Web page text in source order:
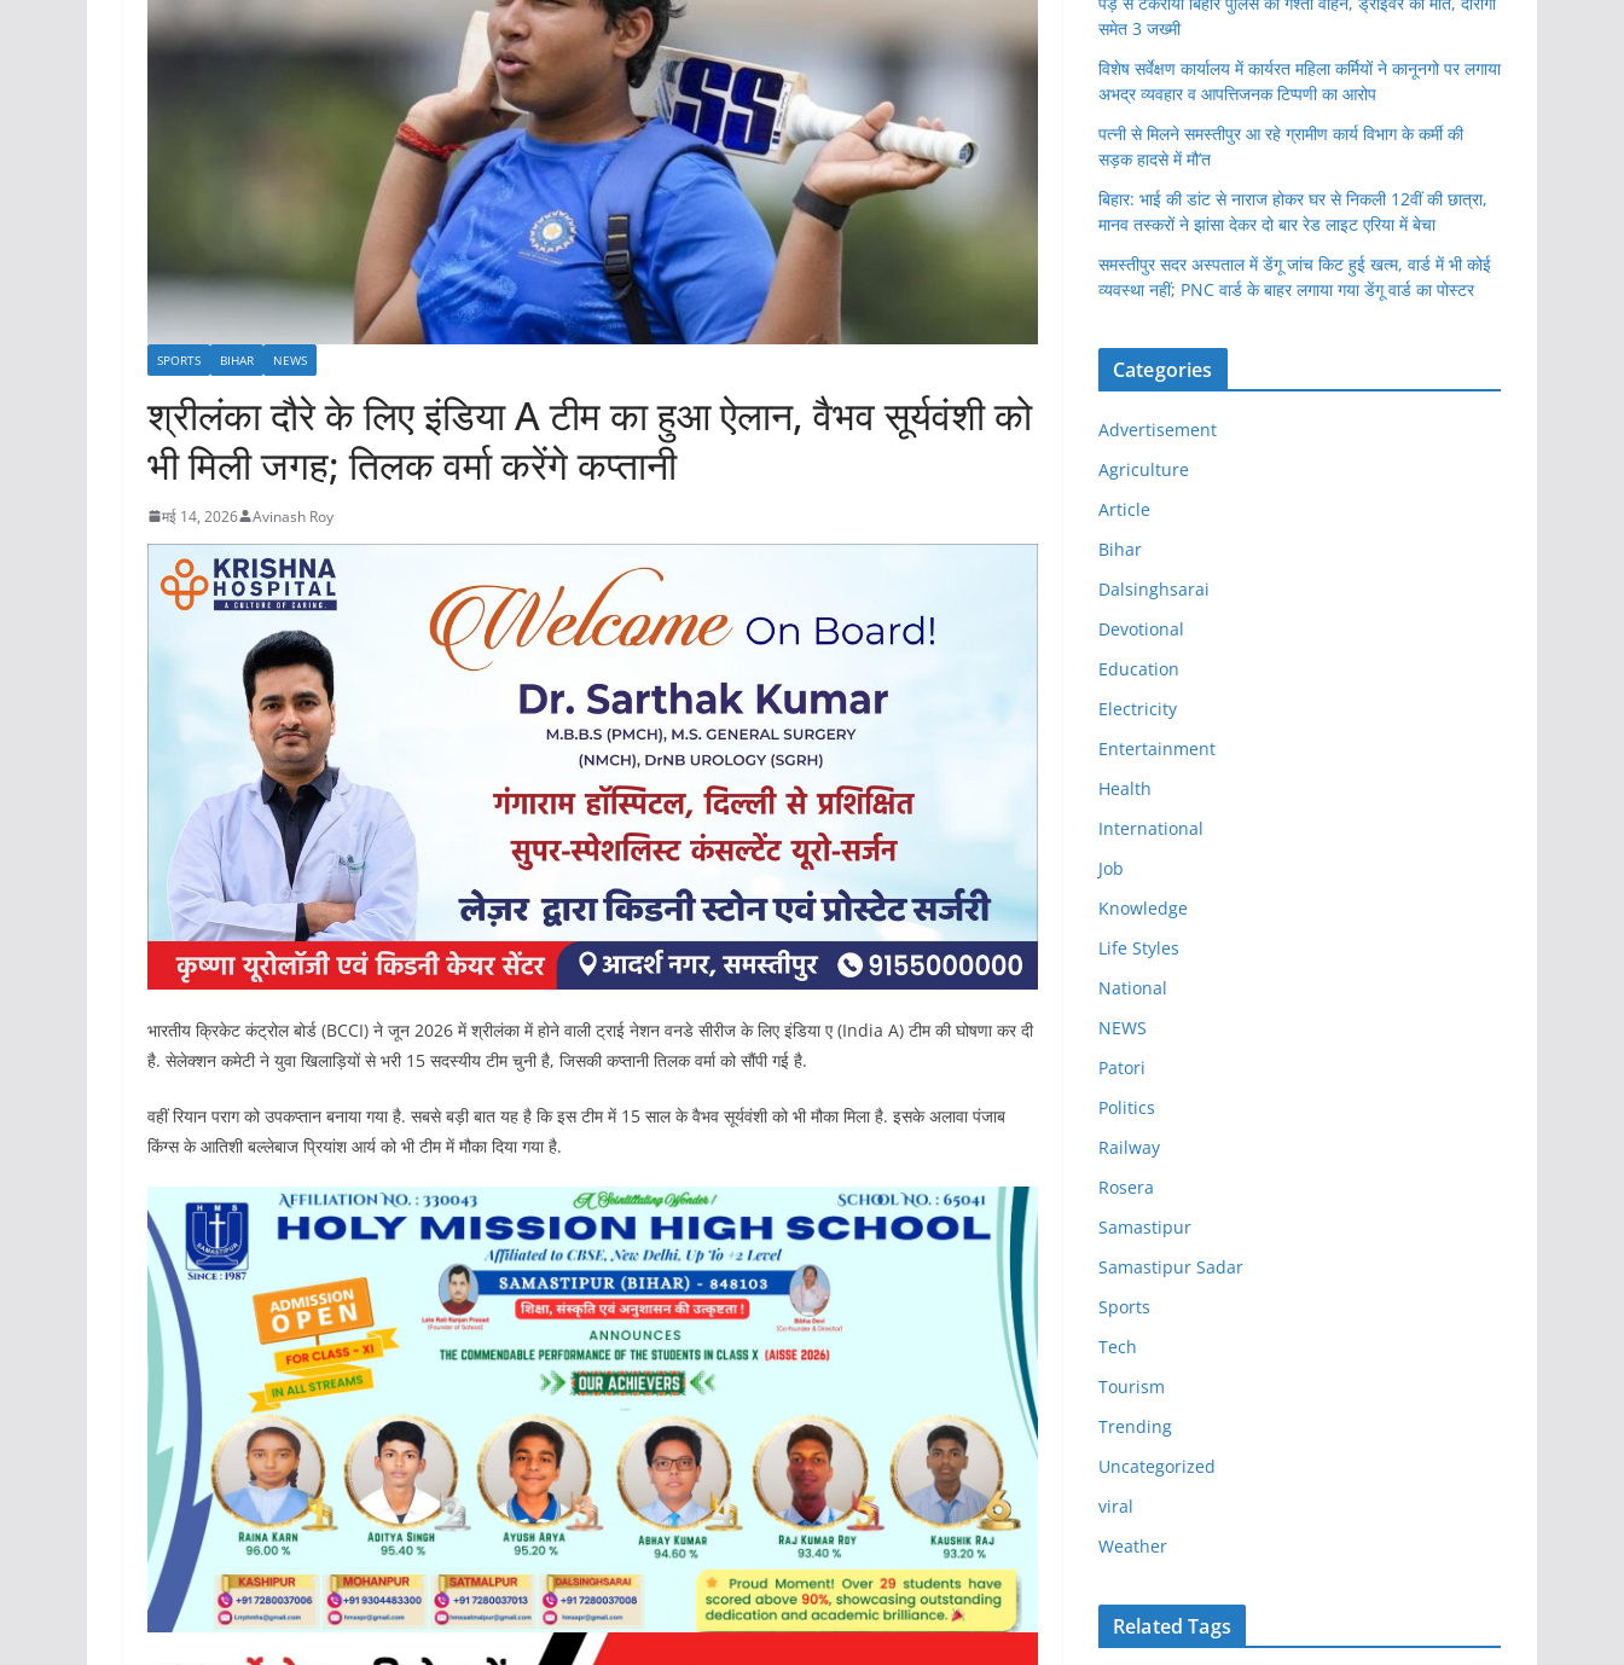
SPORTS BIHAR NEWS
श्रीलंका दौरे के लिए इंडिया A टीम का हुआ ऐलान, वैभव सूर्यवंशी को
भी मिली जगह; तिलक वर्मा करेंगे कप्तानी
मई 14, 2026 Avinash Roy
भारतीय क्रिकेट कंट्रोल बोर्ड (BCCI) ने जून 2026 में श्रीलंका में होने वाली ट्राई नेशन वनडे सीरीज के लिए इंड‍िया ए (India A) टीम की घोषणा कर दी
है. सेलेक्शन कमेटी ने युवा खिलाड़ियों से भरी 15 सदस्यीय टीम चुनी है, जिसकी कप्तानी तिलक वर्मा को सौंपी गई है.
वहीं रियान पराग को उपकप्तान बनाया गया है. सबसे बड़ी बात यह है कि इस टीम में 15 साल के वैभव सूर्यवंशी को भी मौका मिला है. इसके अलावा पंजाब
किंग्स के आत‍िशी बल्लेबाज प्र‍ियांश आर्य को भी टीम में मौका दिया गया है.
समेत 3 जख्मी
विशेष सर्वेक्षण कार्यालय में कार्यरत महिला कर्मियों ने कानूनगो पर लगाया
अभद्र व्यवहार व आपत्तिजनक टिप्पणी का आरोप
पत्नी से मिलने समस्तीपुर आ रहे ग्रामीण कार्य विभाग के कर्मी की
सड़क हादसे में मौ’त
बिहार: भाई की डांट से नाराज होकर घर से निकली 12वीं की छात्रा,
मानव तस्करों ने झांसा देकर दो बार रेड लाइट एरिया में बेचा
समस्तीपुर सदर अस्पताल में डेंगू जांच किट हुई खत्म, वार्ड में भी कोई
व्यवस्था नहीं; PNC वार्ड के बाहर लगाया गया डेंगू वार्ड का पोस्टर
Categories
Advertisement
Agriculture
Article
Bihar
Dalsinghsarai
Devotional
Education
Electricity
Entertainment
Health
International
Job
Knowledge
Life Styles
National
NEWS
Patori
Politics
Railway
Rosera
Samastipur
Samastipur Sadar
Sports
Tech
Tourism
Trending
Uncategorized
viral
Weather
Related Tags